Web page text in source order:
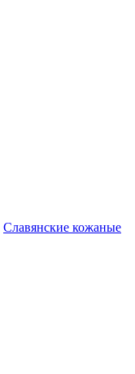
Славянские кожаные